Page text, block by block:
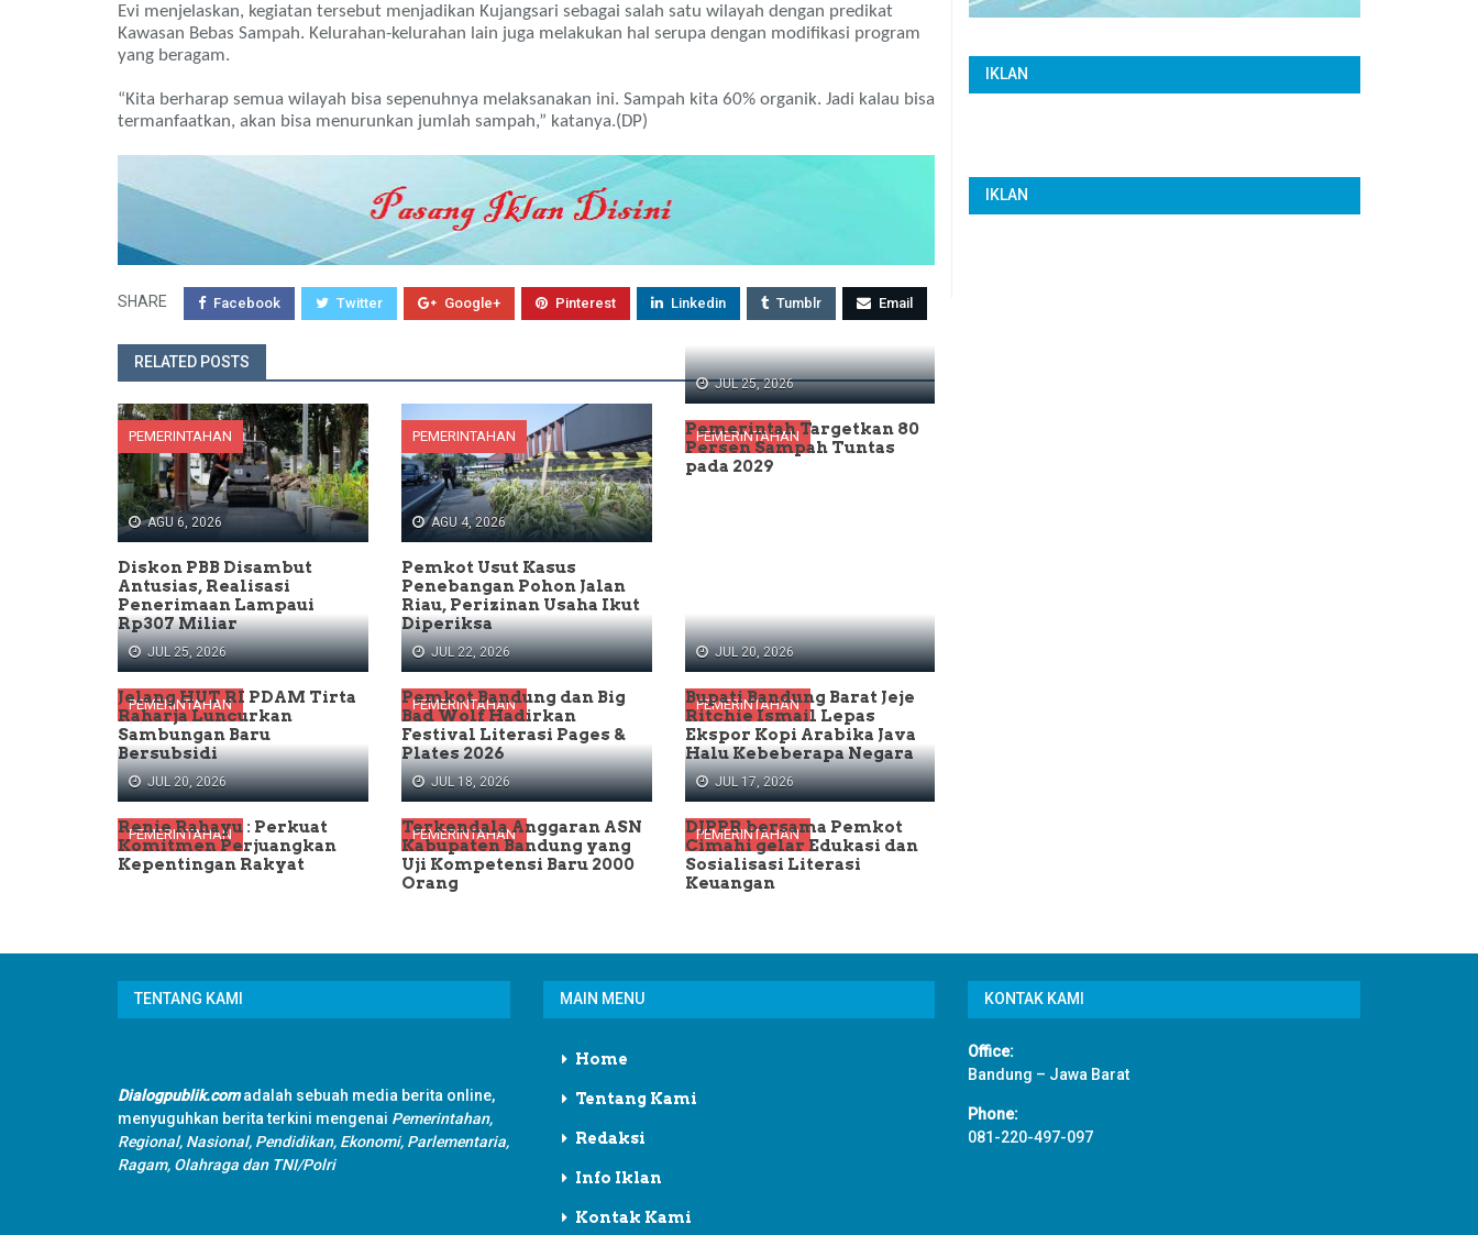
Evi menjelaskan, kegiatan tersebut menjadikan Kujangsari sebagai salah satu wilayah dengan predikat
Kawasan Bebas Sampah. Kelurahan-kelurahan lain juga melakukan hal serupa dengan modifikasi program
yang beragam.
“Kita berharap semua wilayah bisa sepenuhnya melaksanakan ini. Sampah kita 60% organik. Jadi kalau bisa
termanfaatkan, akan bisa menurunkan jumlah sampah,” katanya.(DP)
SHARE Facebook Twitter Google+ Pinterest Linkedin Tumblr Email
RELATED POSTS
PEMERINTAHAN
AGU 6, 2026
Diskon PBB Disambut
Antusias, Realisasi
Penerimaan Lampaui
Rp307 Miliar
PEMERINTAHAN
AGU 4, 2026
Pemkot Usut Kasus
Penebangan Pohon Jalan
Riau, Perizinan Usaha Ikut
Diperiksa
PEMERINTAHAN
JUL 25, 2026
Pemerintah Targetkan 80
Persen Sampah Tuntas
pada 2029
PEMERINTAHAN
JUL 25, 2026
Jelang HUT RI PDAM Tirta
Raharja Luncurkan
Sambungan Baru
Bersubsidi
PEMERINTAHAN
JUL 22, 2026
Pemkot Bandung dan Big
Bad Wolf Hadirkan
Festival Literasi Pages &
Plates 2026
PEMERINTAHAN
JUL 20, 2026
Bupati Bandung Barat Jeje
Ritchie Ismail Lepas
Ekspor Kopi Arabika Java
Halu Kebeberapa Negara
PEMERINTAHAN
JUL 20, 2026
Renie Rahayu : Perkuat
Komitmen Perjuangkan
Kepentingan Rakyat
PEMERINTAHAN
JUL 18, 2026
Terkendala Anggaran ASN
Kabupaten Bandung yang
Uji Kompetensi Baru 2000
Orang
PEMERINTAHAN
JUL 17, 2026
DJPPR bersama Pemkot
Cimahi gelar Edukasi dan
Sosialisasi Literasi
Keuangan
IKLAN
IKLAN
TENTANG KAMI
Dialogpublik.comadalah sebuah media berita online,
menyuguhkan berita terkini mengenai Pemerintahan,
Regional, Nasional, Pendidikan, Ekonomi, Parlementaria,
Ragam, Olahraga dan TNI/Polri
MAIN MENU
Home
Tentang Kami
Redaksi
Info Iklan
Kontak Kami
KONTAK KAMI
Office:
Bandung – Jawa Barat
Phone:
081-220-497-097